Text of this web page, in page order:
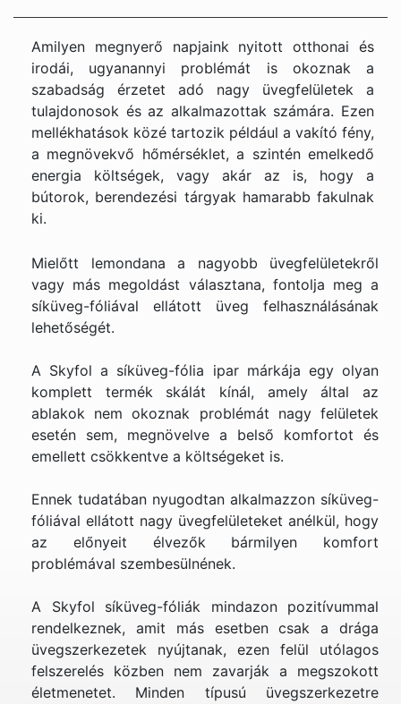
Amilyen megnyerő napjaink nyitott otthonai és
irodái, ugyanannyi problémát is okoznak a
szabadság érzetet adó nagy üvegfelületek a
tulajdonosok és az alkalmazottak számára. Ezen
mellékhatások közé tartozik például a vakító fény,
a megnövekvő hőmérséklet, a szintén emelkedő
energia költségek, vagy akár az is, hogy a
bútorok, berendezési tárgyak hamarabb fakulnak
ki.
Mielőtt lemondana a nagyobb üvegfelületekről
vagy más megoldást választana, fontolja meg a
síküveg-fóliával ellátott üveg felhasználásának
lehetőségét.
A Skyfol a síküveg-fólia ipar márkája egy olyan
komplett termék skálát kínál, amely által az
ablakok nem okoznak problémát nagy felületek
esetén sem, megnövelve a belső komfortot és
emellett csökkentve a költségeket is.
Ennek tudatában nyugodtan alkalmazzon síküveg-
fóliával ellátott nagy üvegfelületeket anélkül, hogy
az előnyeit élvezők bármilyen komfort
problémával szembesülnének.
A Skyfol síküveg-fóliák mindazon pozitívummal
rendelkeznek, amit más esetben csak a drága
üvegszerkezetek nyújtanak, ezen felül utólagos
felszerelés közben nem zavarják a megszokott
életmenetet. Minden típusú üvegszerkezetre